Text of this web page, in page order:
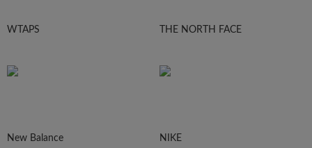
WTAPS THE NORTH FACE
New Balance NIKE